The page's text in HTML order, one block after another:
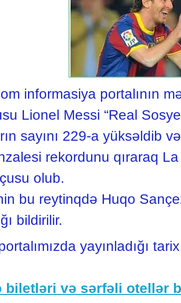
informasiya portalının
Lionel Messi “Real
sayını 229-a yüksəldib
rekordunu qıraraq
olub.
bu reytinqdə Huqo
bildirilir.
yayınladığı
biletləri və sərfəli otellər